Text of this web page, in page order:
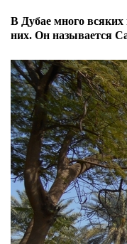
В Дубае много
них. Он называется